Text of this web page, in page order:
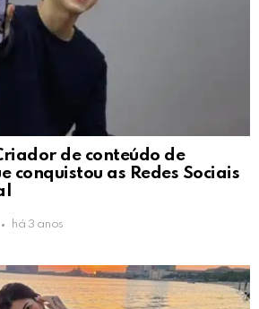
de conteúdo de
conquistou as Redes Sociais
há 3 anos